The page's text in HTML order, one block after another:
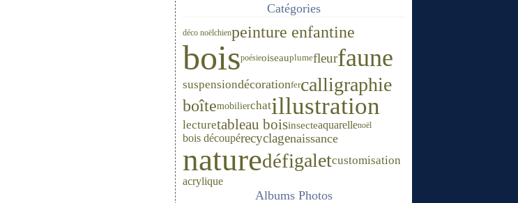
Catégories
déco noëlchienpeinture enfantine
boispoésieoiseauplumefleurfaune
suspensiondécorationfercalligraphie
boîtemobilierchatillustration
lecturetableau boisinsecteaquarellenoël
bois découpérecyclagenaissance
naturedéfigaletcustomisation
acrylique
Albums Photos